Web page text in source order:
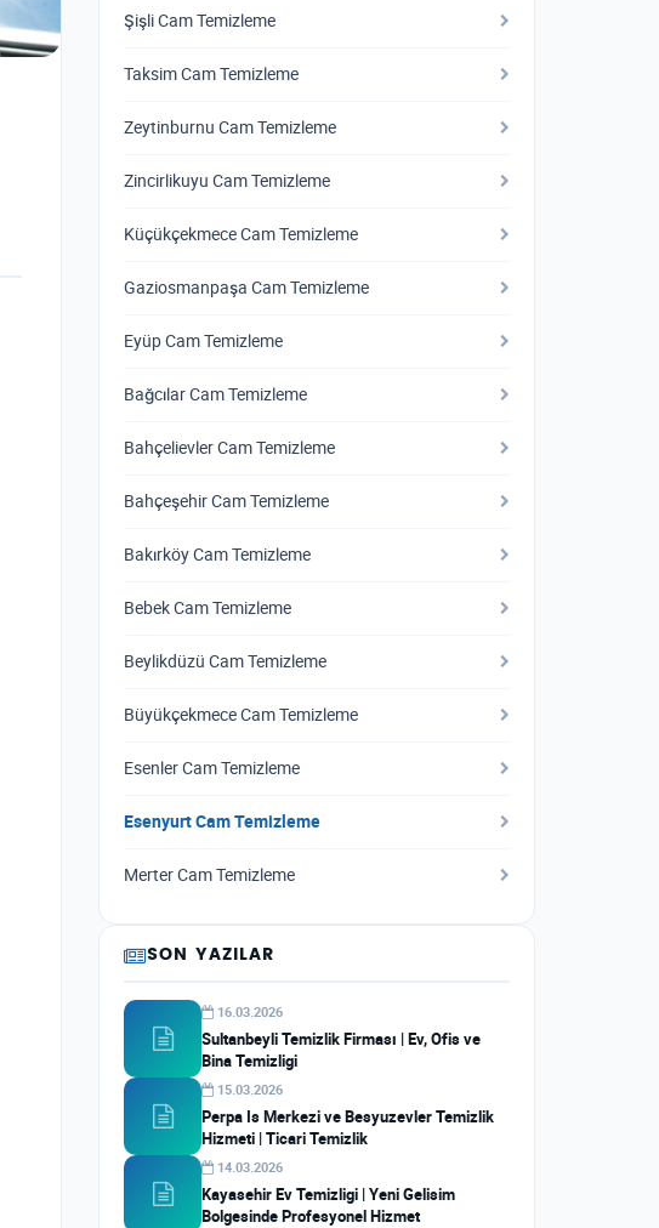
Şişli Cam Temizleme
Taksim Cam Temizleme
Zeytinburnu Cam Temizleme
Zincirlikuyu Cam Temizleme
Küçükçekmece Cam Temizleme
Gaziosmanpaşa Cam Temizleme
Eyüp Cam Temizleme
Bağcılar Cam Temizleme
Bahçelievler Cam Temizleme
Bahçeşehir Cam Temizleme
Bakırköy Cam Temizleme
Bebek Cam Temizleme
Beylikdüzü Cam Temizleme
Büyükçekmece Cam Temizleme
Esenler Cam Temizleme
Esenyurt Cam Temizleme
Merter Cam Temizleme
SON YAZILAR
16.03.2026
Sultanbeyli Temizlik Firması | Ev, Ofis ve
Bina Temizligi
15.03.2026
Perpa Is Merkezi ve Besyuzevler Temizlik
Hizmeti | Ticari Temizlik
14.03.2026
Kayasehir Ev Temizligi | Yeni Gelisim
Bolgesinde Profesyonel Hizmet